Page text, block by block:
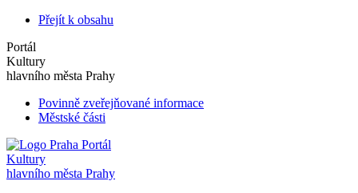
Přejít k obsahu
Portál
Kultury
hlavního města Prahy
Povinně zveřejňované informace
Městské části
Portál
Kultury
hlavního města Prahy